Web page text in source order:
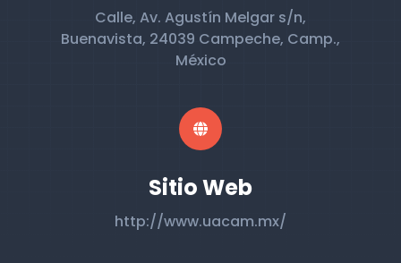
Calle, Av. Agustín Melgar s/n,
Buenavista, 24039 Campeche, Camp.,
México
Sitio Web
http://www.uacam.mx/